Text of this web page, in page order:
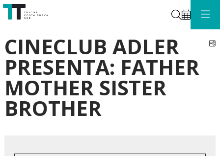
Cerca
CINECLUB ADLER
PRESENTA: FATHER
MOTHER SISTER
BROTHER